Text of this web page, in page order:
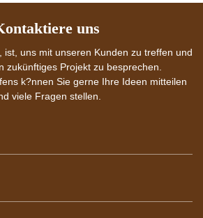
uns
ist, uns mit unseren Kunden zu treffen und
zukünftiges Projekt zu besprechen.
k?nnen Sie gerne Ihre Ideen mitteilen
viele Fragen stellen.